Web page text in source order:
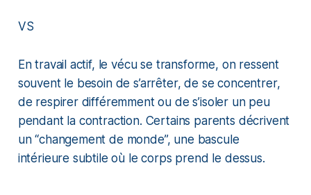
VS
En travail actif, le vécu se transforme, on ressent
souvent le besoin de s’arrêter, de se concentrer,
de respirer différemment ou de s’isoler un peu
pendant la contraction. Certains parents décrivent
un “changement de monde”, une bascule
intérieure subtile où le corps prend le dessus.